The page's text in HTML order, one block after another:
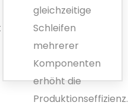
gleichzeitige
Schleifen
mehrerer
Komponenten
erhöht die
Produktionseffizienz.